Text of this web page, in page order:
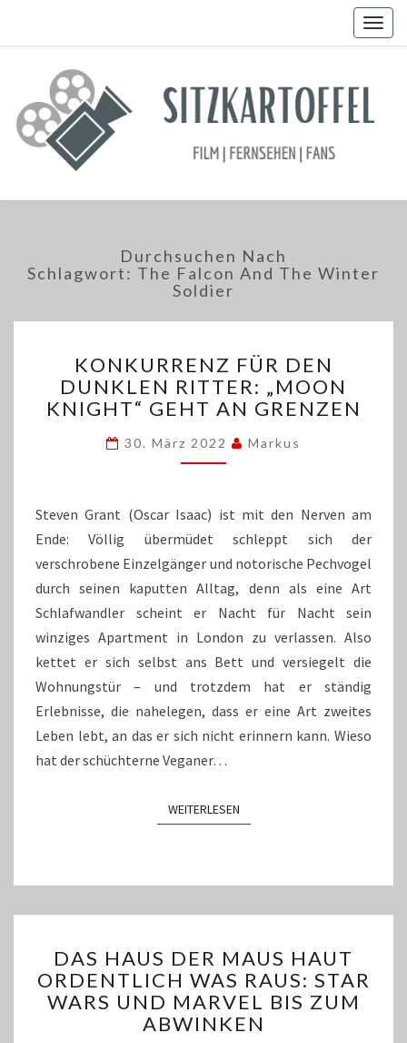
Durchsuchen Nach
Schlagwort: The Falcon And The Winter
Soldier
FÜR
DEN
DUNKLEN
„MOON
KNIGHT“
AN
GRENZEN
KONKURRENZ FÜR DEN
DUNKLEN RITTER: „MOON
KNIGHT“ GEHT AN GRENZEN
30. März 2022 Markus
Steven Grant (Oscar Isaac) ist mit den Nerven am
Ende: Völlig übermüdet schleppt sich der
verschrobene Einzelgänger und notorische Pechvogel
durch seinen kaputten Alltag, denn als eine Art
Schlafwandler scheint er Nacht für Nacht sein
winziges Apartment in London zu verlassen. Also
kettet er sich selbst ans Bett und versiegelt die
Wohnungstür – und trotzdem hat er ständig
Erlebnisse, die nahelegen, dass er eine Art zweites
Leben lebt, an das er sich nicht erinnern kann. Wieso
hat der schüchterne Veganer…
WEITERLESENWEITERLESEN
HAUS
DER
MAUS
HAUT
DAS HAUS DER MAUS HAUT
ORDENTLICH WAS RAUS: STAR
WARS UND MARVEL BIS ZUM
ABWINKEN